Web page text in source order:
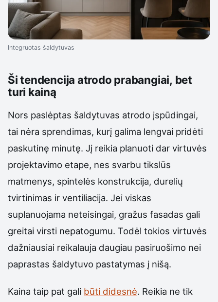
Integruotas šaldytuvas
Ši tendencija atrodo prabangiai, bet
turi kainą
Nors paslėptas šaldytuvas atrodo įspūdingai,
tai nėra sprendimas, kurį galima lengvai pridėti
paskutinę minutę. Jį reikia planuoti dar virtuvės
projektavimo etape, nes svarbu tikslūs
matmenys, spintelės konstrukcija, durelių
tvirtinimas ir ventiliacija. Jei viskas
suplanuojama neteisingai, gražus fasadas gali
greitai virsti nepatogumu. Todėl tokios virtuvės
dažniausiai reikalauja daugiau pasiruošimo nei
paprastas šaldytuvo pastatymas į nišą.
Kaina taip pat gali būti didesnė. Reikia ne tik